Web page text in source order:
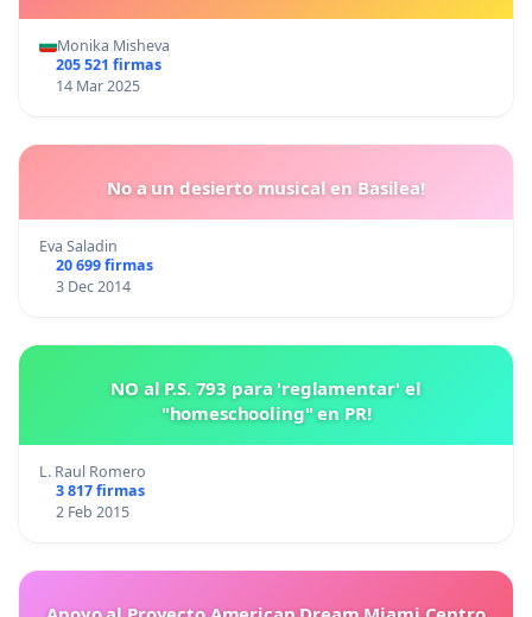
Monika Misheva
205 521 firmas
14 Mar 2025
No a un desierto musical en Basilea!
Eva Saladin
20 699 firmas
3 Dec 2014
NO al P.S. 793 para 'reglamentar' el
"homeschooling" en PR!
L. Raul Romero
3 817 firmas
2 Feb 2015